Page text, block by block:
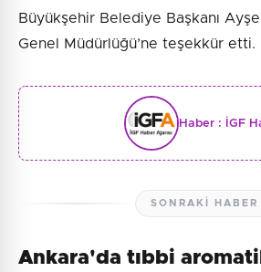
Büyükşehir Belediye Başkanı
Genel Müdürlüğü’ne teşekkür etti.
Haber : İGF
SONRAKI HABER
Ankara'da tıbbi